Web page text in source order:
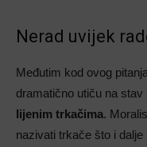
Nerad uvijek
Međutim kod ovog
dramatično utiču na
lijenim trkačima.
nazivati trkače što i